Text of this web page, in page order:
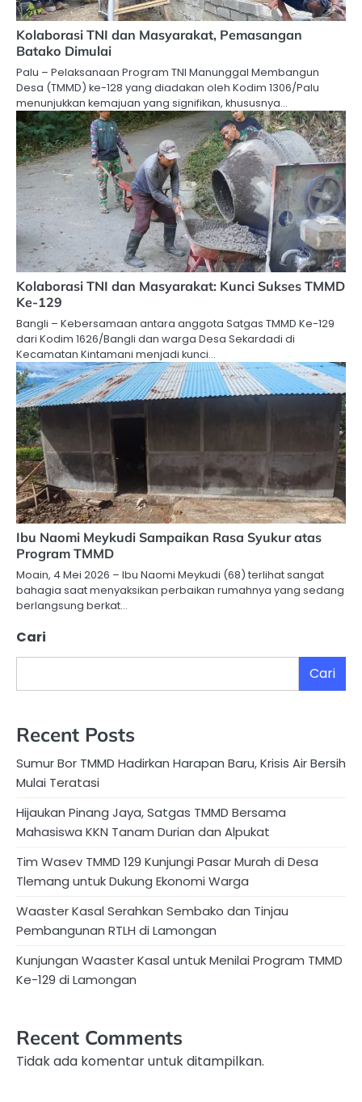
Kolaborasi TNI dan Masyarakat, Pemasangan
Batako Dimulai
Palu – Pelaksanaan Program TNI Manunggal Membangun
Desa (TMMD) ke-128 yang diadakan oleh Kodim 1306/Palu
menunjukkan kemajuan yang signifikan, khususnya…
Kolaborasi TNI dan Masyarakat: Kunci Sukses TMMD
Ke-129
Bangli – Kebersamaan antara anggota Satgas TMMD Ke-129
dari Kodim 1626/Bangli dan warga Desa Sekardadi di
Kecamatan Kintamani menjadi kunci…
Ibu Naomi Meykudi Sampaikan Rasa Syukur atas
Program TMMD
Moain, 4 Mei 2026 – Ibu Naomi Meykudi (68) terlihat sangat
bahagia saat menyaksikan perbaikan rumahnya yang sedang
berlangsung berkat…
Cari
Cari
Recent Posts
Sumur Bor TMMD Hadirkan Harapan Baru, Krisis Air Bersih
Mulai Teratasi
Hijaukan Pinang Jaya, Satgas TMMD Bersama
Mahasiswa KKN Tanam Durian dan Alpukat
Tim Wasev TMMD 129 Kunjungi Pasar Murah di Desa
Tlemang untuk Dukung Ekonomi Warga
Waaster Kasal Serahkan Sembako dan Tinjau
Pembangunan RTLH di Lamongan
Kunjungan Waaster Kasal untuk Menilai Program TMMD
Ke-129 di Lamongan
Recent Comments
Tidak ada komentar untuk ditampilkan.